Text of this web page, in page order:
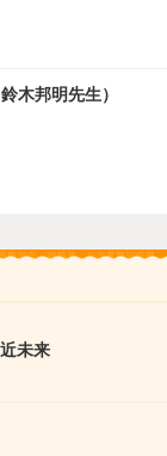
木邦明先生）
未来